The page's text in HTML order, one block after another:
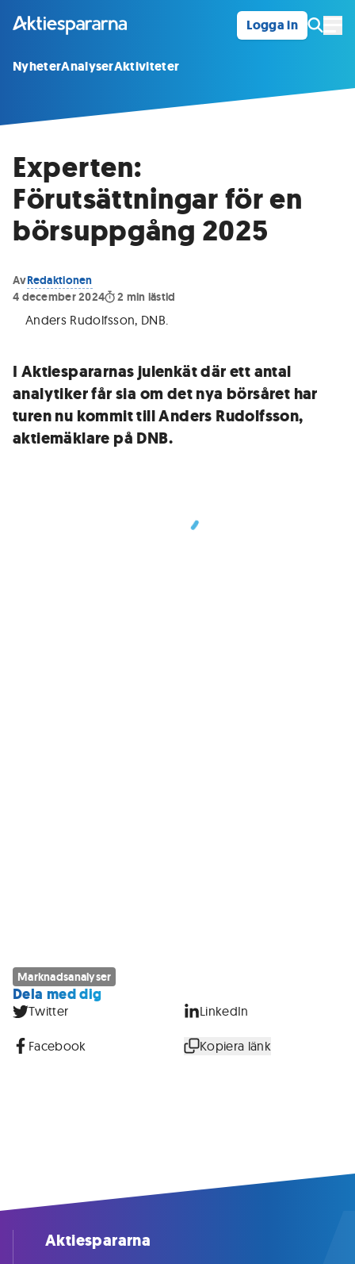
Logga in
NyheterAnalyserAktiviteter
Experten:
Förutsättningar för en
börsuppgång 2025
AvRedaktionen
4 december 2024
2 min lästid
Anders Rudolfsson, DNB.
I Aktiespararnas julenkät där ett antal
analytiker får sia om det nya börsåret har
turen nu kommit till Anders Rudolfsson,
aktiemäklare på DNB.
Marknadsanalyser
Dela med dig
Twitter LinkedIn
Facebook Kopiera länk
Aktiespararna